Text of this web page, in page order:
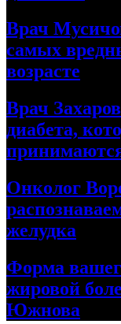
Врач
самых
возрасте
Врач
диабета,
Онколог
желудка
Форма
жировой
Южнова